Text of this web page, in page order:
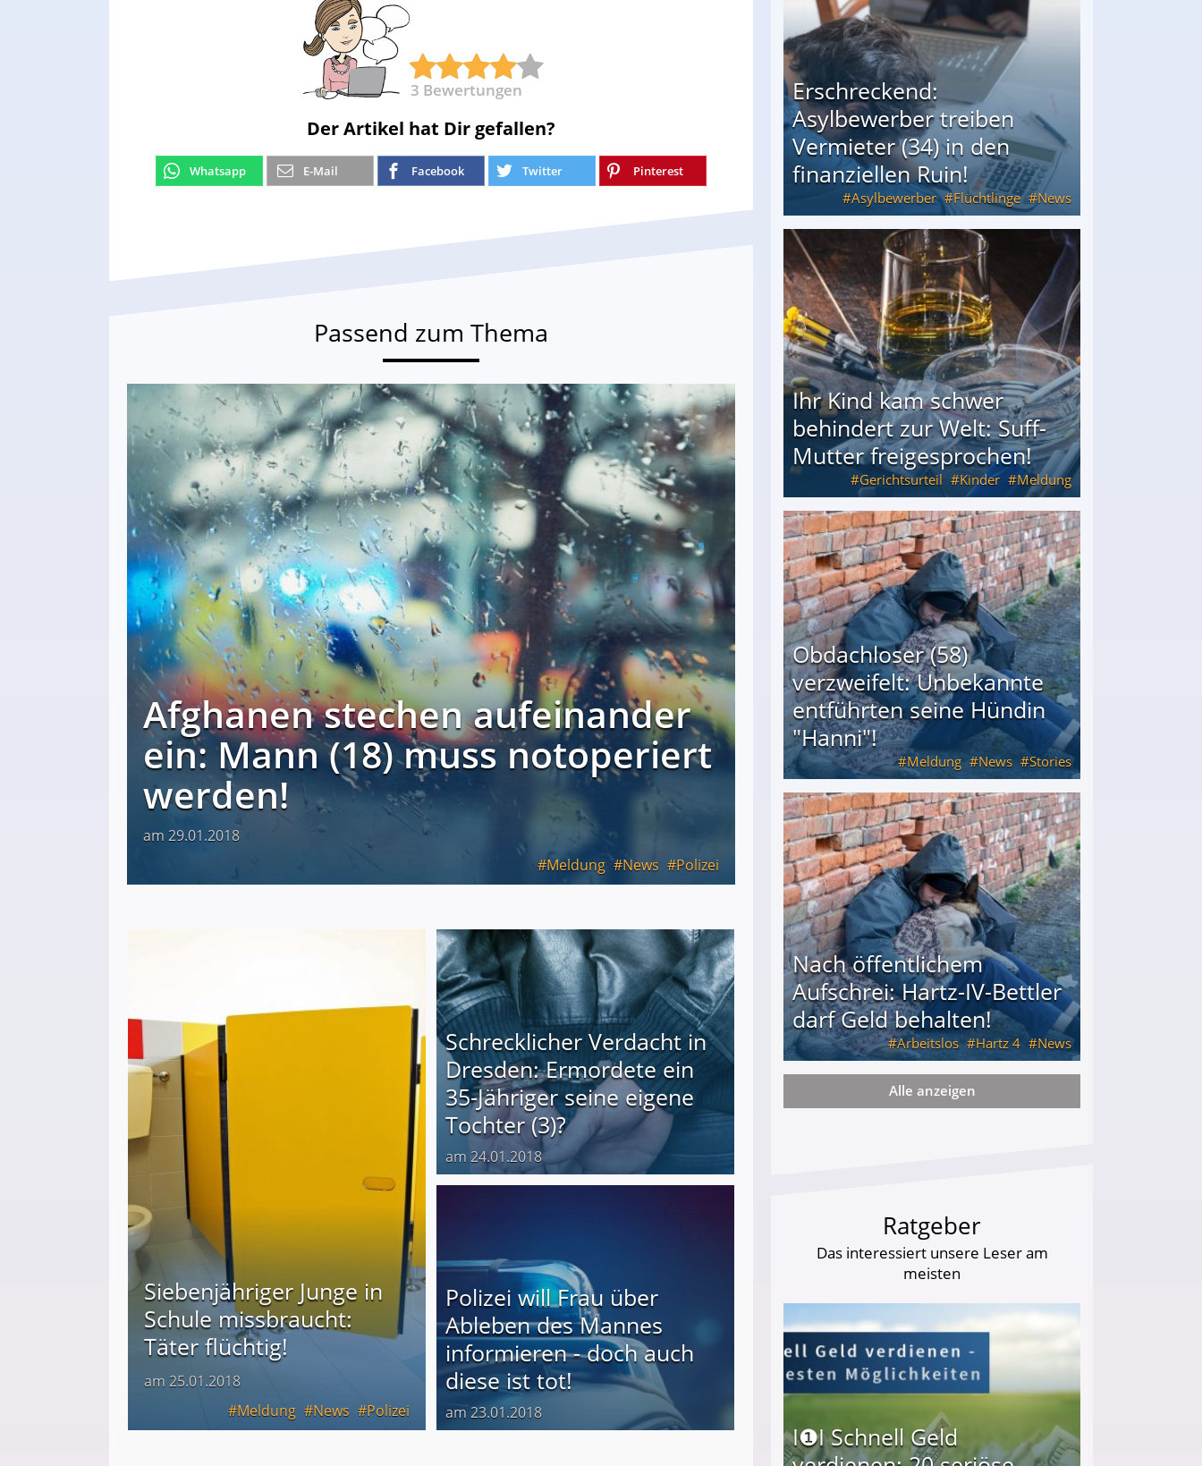
3 Bewertungen
Der Artikel hat Dir gefallen?
Whatsapp E-Mail Facebook Twitter Pinterest
Passend zum Thema
Afghanen stechen aufeinander
ein: Mann (18) muss notoperiert
werden!
am 29.01.2018
Meldung
News Polizei
Siebenjähriger Junge in
Schule missbraucht:
Täter flüchtig!
am 25.01.2018
Meldung
News Polizei
Schrecklicher Verdacht in
Dresden: Ermordete ein
35-Jähriger seine eigene
Tochter (3)?
am 24.01.2018
Polizei will Frau über
Ableben des Mannes
informieren - doch auch
diese ist tot!
am 23.01.2018
Erschreckend:
Asylbewerber treiben
Vermieter (34) in den
finanziellen Ruin!
Asylbewerber Flüchtlinge News
Erschreckend: Asylbewerber treiben Vermieter (34) in den finanziellen Ruin!
Ihr Kind kam schwer
behindert zur Welt: Suff-
Mutter freigesprochen!
Gerichtsurteil Kinder Meldung
Ihr Kind kam schwer behindert zur Welt: Suff-Mutter freigesprochen!
Obdachloser (58)
verzweifelt: Unbekannte
entführten seine Hündin
"Hanni"!
Meldung News Stories
Obdachloser (58) verzweifelt: Unbekannte entführten seine Hündin "Hanni"!
Nach öffentlichem
Aufschrei: Hartz-IV-Bettler
darf Geld behalten!
Arbeitslos Hartz 4 News
Nach öffentlichem Aufschrei: Hartz-IV-Bettler darf Geld behalten!
Alle anzeigen
Ratgeber
Das interessiert unsere Leser am
meisten
I❶I Schnell Geld